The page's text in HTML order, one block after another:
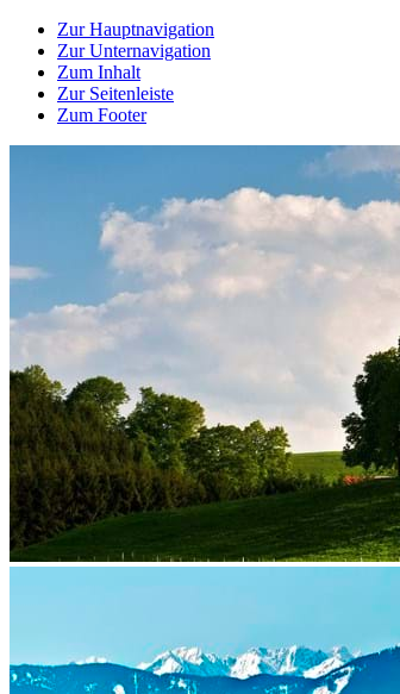
Zur Hauptnavigation
Zur Unternavigation
Zum Inhalt
Zur Seitenleiste
Zum Footer